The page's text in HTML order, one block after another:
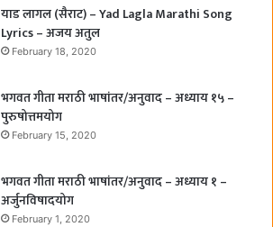
याड लागल (सैराट) – Yad Lagla Marathi Song
Lyrics – अजय अतुल
February 18, 2020
भगवत गीता मराठी भाषांतर/अनुवाद – अध्याय १५ –
पुरुषोत्तमयोग
February 15, 2020
भगवत गीता मराठी भाषांतर/अनुवाद – अध्याय १ –
अर्जुनविषादयोग
February 1, 2020